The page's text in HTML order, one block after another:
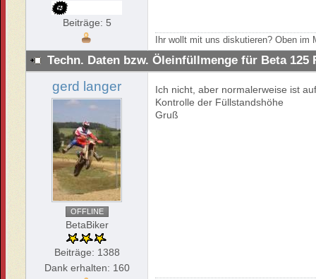
Beiträge: 5
Ihr wollt mit uns diskutieren? Oben
Techn. Daten bzw. Öleinfüllmenge für Beta 125
gerd langer
OFFLINE
BetaBiker
Beiträge: 1388
Dank erhalten: 160
Ich nicht, aber normalerweise ist
Kontrolle der Füllstandshöhe
Gruß